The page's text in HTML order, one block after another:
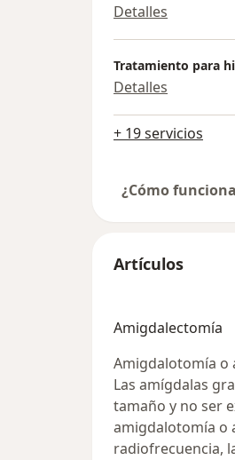
Detalles
Tratamiento para
Detalles
+ 19 servicios
¿Cómo
Artículos
Amigdalectomía
Amigdalotomía o
Las amígdalas
tamaño y no ser
amigdalotomía o
radiofrecuencia,